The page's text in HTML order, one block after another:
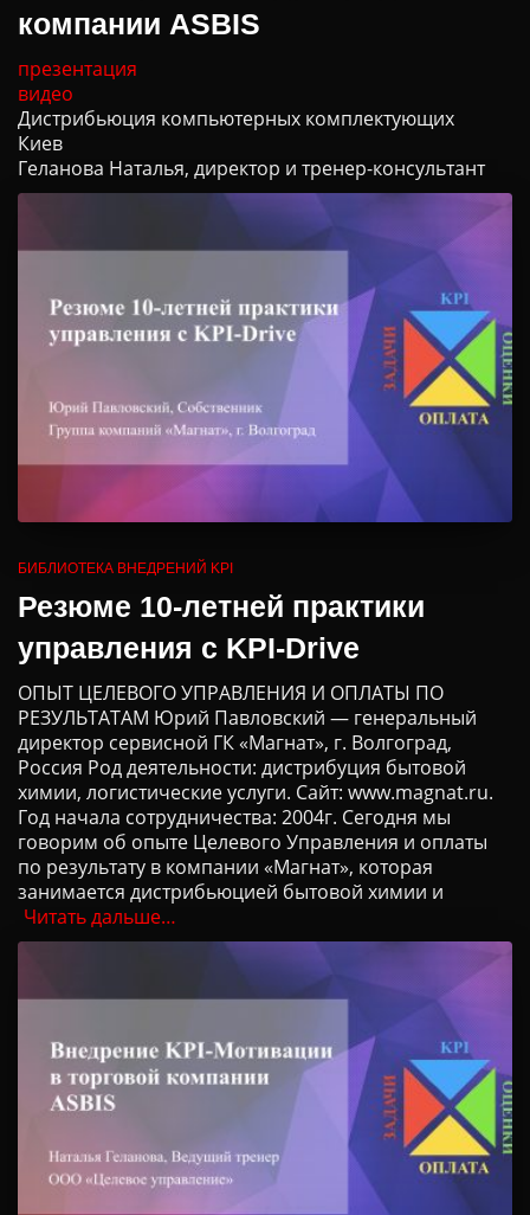
компании ASBIS
презентация
видео
Дистрибьюция компьютерных комплектующих
Киев
Геланова Наталья, директор и тренер-консультант
БИБЛИОТЕКА ВНЕДРЕНИЙ KPI
Резюме 10-летней практики
управления с KPI-Drive
ОПЫТ ЦЕЛЕВОГО УПРАВЛЕНИЯ И ОПЛАТЫ ПО
РЕЗУЛЬТАТАМ Юрий Павловский — генеральный
директор сервисной ГК «Магнат», г. Волгоград,
Россия Род деятельности: дистрибуция бытовой
химии, логистические услуги. Сайт: www.magnat.ru.
Год начала сотрудничества: 2004г. Сегодня мы
говорим об опыте Целевого Управления и оплаты
по результату в компании «Магнат», которая
занимается дистрибьюцией бытовой химии и
Читать дальше…